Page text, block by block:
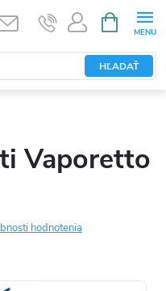
HĽADAŤ
KOŠÍK
Vaporetto
hodnotenia